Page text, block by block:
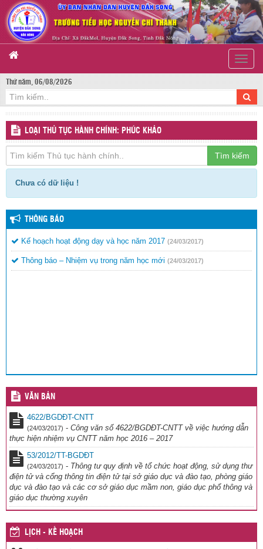
Toggle
Thứ năm, 06/08/2026
LOẠI THỦ TỤC HÀNH CHÍNH: PHÚC KHẢO
Tìm kiếm
Chưa có dữ liệu !
THÔNG BÁO
Kế hoạch hoạt động dạy và học năm 2017 (24/03/2017)
Thông báo – Nhiệm vụ trong năm học mới (24/03/2017)
VĂN BẢN
4622/BGDĐT-CNTT
(24/03/2017) - Công văn số 4622/BGDĐT-CNTT về việc hướng dẫn
thực hiện nhiệm vụ CNTT năm học 2016 – 2017
53/2012/TT-BGDĐT
(24/03/2017) - Thông tư quy định về tổ chức hoạt động, sử dụng thư
điện tử và cổng thông tin điện tử tại sở giáo dục và đào tạo, phòng giáo
dục và đào tạo và các cơ sở giáo dục mầm non, giáo dục phổ thông và
giáo dục thường xuyên
LỊCH - KẾ HOẠCH